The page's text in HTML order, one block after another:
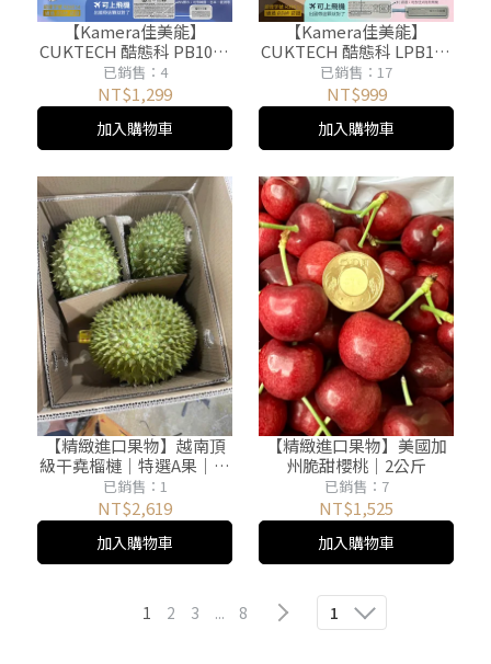
【Kamera佳美能】
CUKTECH 酷態科 PB1055
｜10號 MINI 行動電源｜
10000mAh 55W 三孔快充
已銷售：4
NT$1,299
加入購物車
【Kamera佳美能】
CUKTECH 酷態科 LPB100
｜CP133L 電能塊 行動電源
｜10000mAh 33W 自帶線
快充
已銷售：17
NT$999
加入購物車
【精緻進口果物】越南頂
級干堯榴槤｜特選A果｜到
貨即發
已銷售：1
NT$2,619
加入購物車
【精緻進口果物】美國加
州脆甜櫻桃｜2公斤
已銷售：7
NT$1,525
加入購物車
1 2 3 ... 8 1